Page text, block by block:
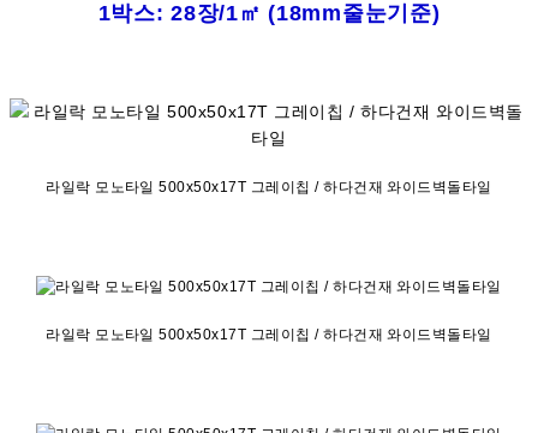
1박스: 28장/1㎡ (18mm줄눈기준)
라일락 모노타일 500x50x17T 그레이칩 / 하다건재 와이드벽돌타일
라일락 모노타일 500x50x17T 그레이칩 / 하다건재 와이드벽돌타일